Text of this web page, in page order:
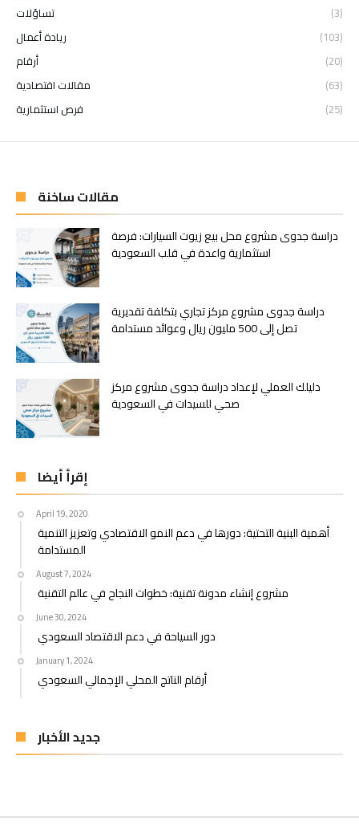
تساؤلات
(3)
ريادة أعمال
(103)
أرقام
(20)
مقالات اقتصادية
(63)
فرص استثمارية
(25)
مقالات ساخنة
دراسة جدوى مشروع محل بيع زيوت السيارات: فرصة
استثمارية واعدة في قلب السعودية
دراسة جدوى مشروع مركز تجاري بتكلفة تقديرية
تصل إلى 500 مليون ريال وعوائد مستدامة
دليلك العملي لإعداد دراسة جدوى مشروع مركز
صحي للسيدات في السعودية
إقرأ أيضا
April 19, 2020
أهمية البنية التحتية: دورها في دعم النمو الاقتصادي وتعزيز التنمية
المستدامة
August 7, 2024
مشروع إنشاء مدونة تقنية: خطوات النجاح في عالم التقنية
June 30, 2024
دور السياحة في دعم الاقتصاد السعودي
January 1, 2024
أرقام الناتج المحلي الإجمالي السعودي
جديد الأخبار